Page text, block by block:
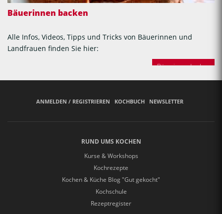
Bäuerinnen backen
Alle Infos, Videos, Tipps und Tricks von Bäuerinnen und
Landfrauen finden Sie hier:
Bäuerinnen backen
ANMELDEN / REGISTRIEREN KOCHBUCH NEWSLETTER
RUND UMS KOCHEN
Kurse & Workshops
Kochrezepte
Kochen & Küche Blog "Gut gekocht"
Kochschule
Rezeptregister